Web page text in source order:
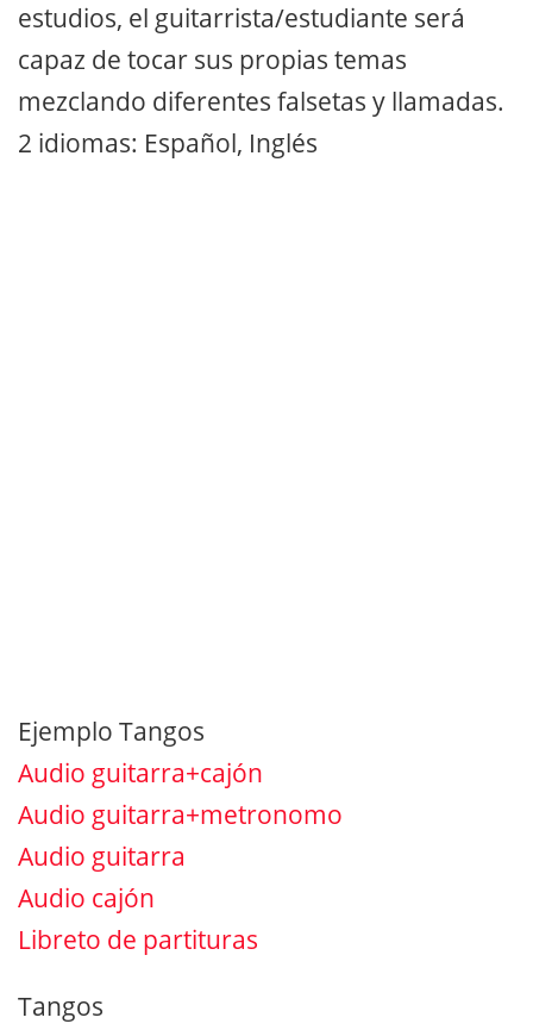
estudios, el guitarrista/estudiante será
capaz de tocar sus propias temas
mezclando diferentes falsetas y llamadas.
2 idiomas: Español, Inglés
Ejemplo Tangos
Audio guitarra+cajón
Audio guitarra+metronomo
Audio guitarra
Audio cajón
Libreto de partituras
Tangos